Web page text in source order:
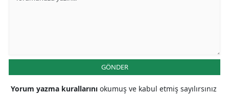
GÖNDER
Yorum yazma kurallarını okumuş ve kabul etmiş sayılırsınız